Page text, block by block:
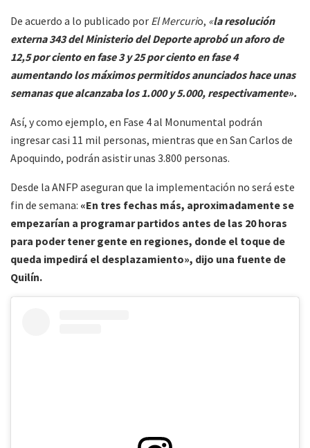
De acuerdo a lo publicado por El Mercurio, «la resolución
externa 343 del Ministerio del Deporte aprobó un aforo de
12,5 por ciento en fase 3 y 25 por ciento en fase 4
aumentando los máximos permitidos anunciados hace unas
semanas que alcanzaba los 1.000 y 5.000, respectivamente».
Así, y como ejemplo, en Fase 4 al Monumental podrán
ingresar casi 11 mil personas, mientras que en San Carlos de
Apoquindo, podrán asistir unas 3.800 personas.
Desde la ANFP aseguran que la implementación no será este
fin de semana: «En tres fechas más, aproximadamente se
empezarían a programar partidos antes de las 20 horas
para poder tener gente en regiones, donde el toque de
queda impedirá el desplazamiento», dijo una fuente de
Quilín.